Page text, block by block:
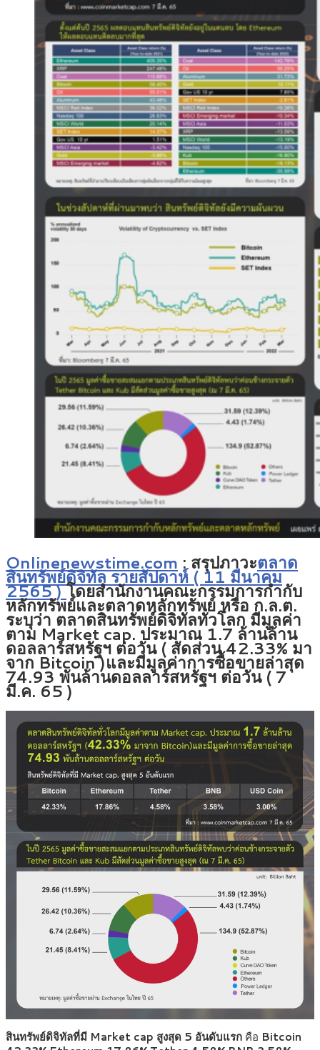
Onlinenewstime.com : สรุปภาวะตลาด
สินทรัพย์ดิจิทัล รายสัปดาห์ ( 11 มีนาคม
2565 )โดยสำนักงานคณะกรรมการกำกับ
หลักทรัพย์และตลาดหลักทรัพย์ หรือ ก.ล.ต.
ระบุว่า ตลาดสินทรัพย์ดิจิทัลทั่วโลก มีมูลค่า
ตาม Market cap. ประมาณ 1.7 ล้านล้าน
ดอลลาร์สหรัฐฯ ต่อวัน ( สัดส่วน 42.33% มา
จาก Bitcoin )และมีมูลค่าการซื้อขายล่าสุด
74.93 พันล้านดอลลาร์สหรัฐฯ ต่อวัน ( 7
มี.ค. 65 )
สินทรัพย์ดิจิทัลที่มี Market cap สูงสุด 5 อันดับแรก คือ Bitcoin